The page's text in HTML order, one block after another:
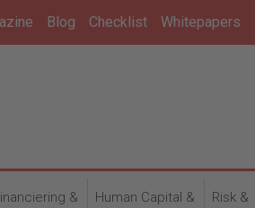
Blog Checklist Whitepapers
&
Human Capital &
Risk &